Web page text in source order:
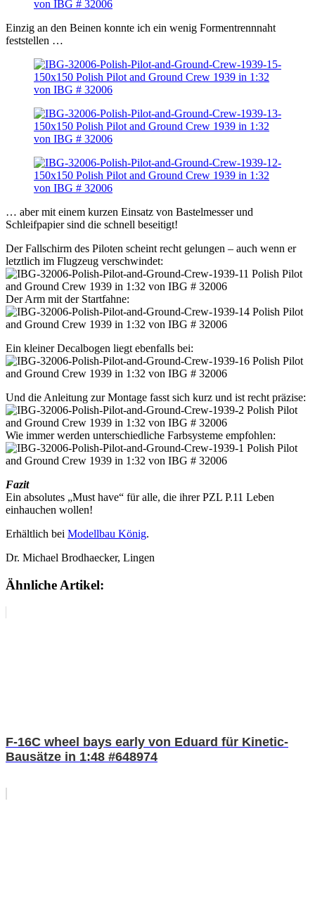
Einzig an den Beinen konnte ich ein wenig Formentrennnaht
feststellen …
… aber mit einem kurzen Einsatz von Bastelmesser und
Schleifpapier sind die schnell beseitigt!
Der Fallschirm des Piloten scheint recht gelungen – auch wenn er
letztlich im Flugzeug verschwindet:
Der Arm mit der Startfahne:
Ein kleiner Decalbogen liegt ebenfalls bei:
Und die Anleitung zur Montage fasst sich kurz und ist recht präzise:
Wie immer werden unterschiedliche Farbsysteme empfohlen:
Fazit
Ein absolutes „Must have“ für alle, die ihrer PZL P.11 Leben
einhauchen wollen!
Erhältlich bei Modellbau König.
Dr. Michael Brodhaecker, Lingen
Ähnliche Artikel:
F-16C wheel bays early von Eduard für Kinetic-
Bausätze in 1:48 #648974